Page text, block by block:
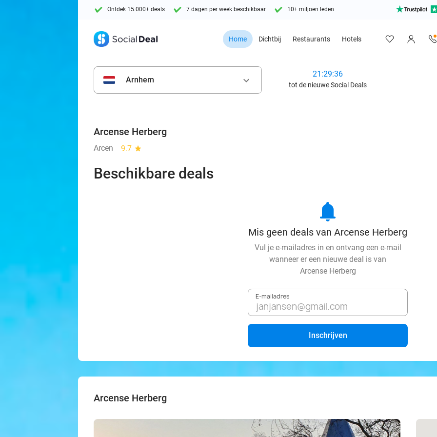
Ontdek 15.000+ deals 7 dagen per week beschikbaar 10+ miljoen leden
Home Dichtbij Restaurants Hotels
Arnhem keyboard_arrow_down
21:29:34
tot de nieuwe Social Deals
Arcense Herberg
Arcen 9.7 star
Beschikbare deals
notifications
Mis geen deals van Arcense Herberg
Vul je e-mailadres in en ontvang een e-mail
wanneer er een nieuwe deal is van
Arcense Herberg
E-mailadres
Inschrijven
Arcense Herberg